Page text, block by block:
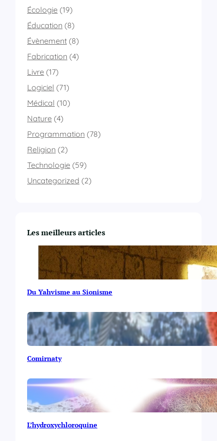
Écologie (19)
Éducation (8)
Évènement (8)
Fabrication (4)
Livre (17)
Logiciel (71)
Médical (10)
Nature (4)
Programmation (78)
Religion (2)
Technologie (59)
Uncategorized (2)
Les meilleurs articles
Du Yahvisme au Sionisme
Comirnaty
L’hydroxychloroquine